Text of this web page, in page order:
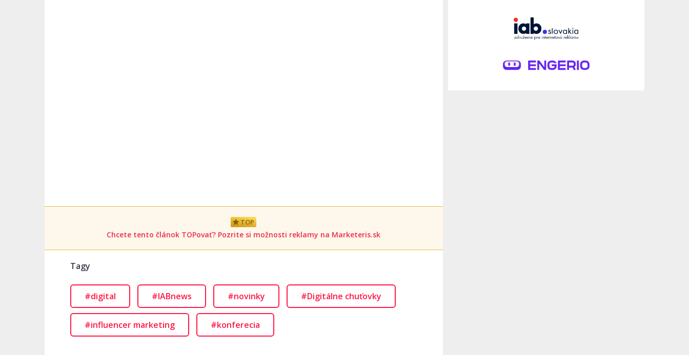
TOP
Chcete tento článok TOPovať? Pozrite si možnosti reklamy na Marketeris.sk
Tagy
#digital #IABnews #novinky #Digitálne chuťovky
#influencer marketing #konferecia